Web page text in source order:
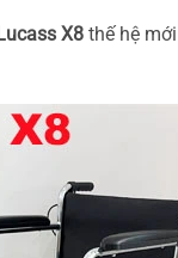
X8thế hệ